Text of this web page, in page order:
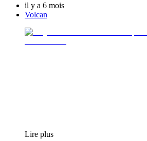
il y a 6 mois
Volcan
Lire plus